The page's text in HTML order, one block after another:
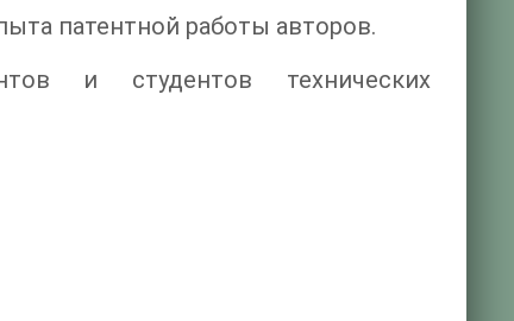
патентной работы авторов.
и студентов технических